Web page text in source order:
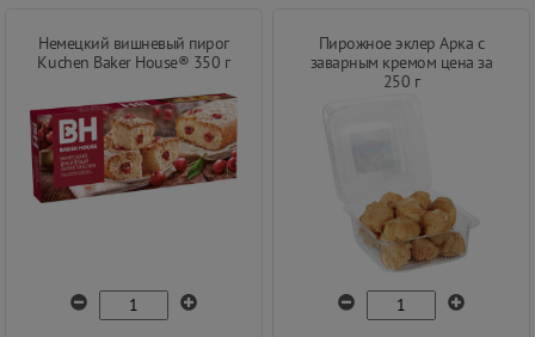
Немецкий вишневый пирог
Kuchen Baker House® 350 г
Пирожное эклер Арка с
заварным кремом цена за
250 г